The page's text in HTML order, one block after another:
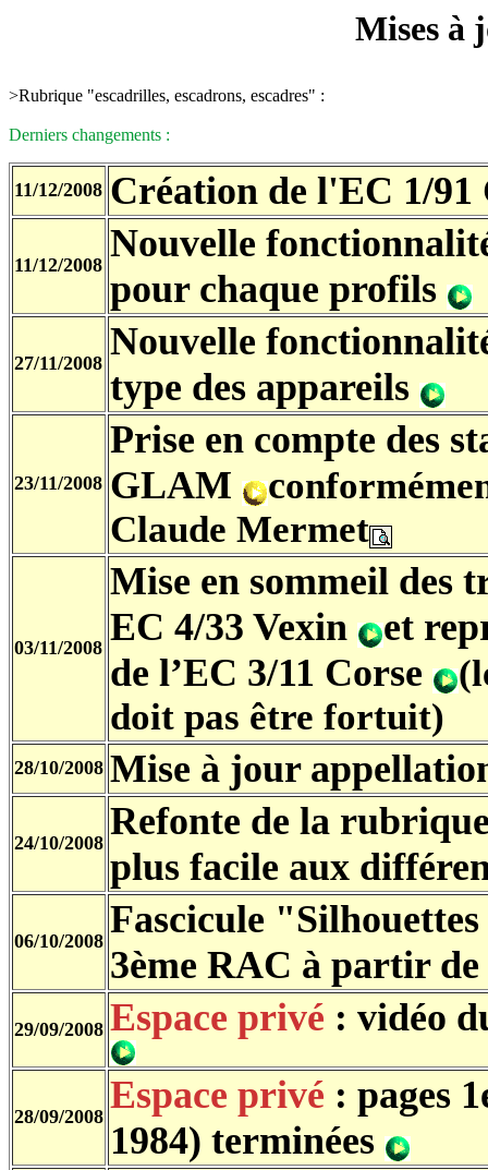
Mises à
>Rubrique "escadrilles, escadrons, escadres" :
Derniers changements :
11/12/2008 Création de l'EC 1/91
11/12/2008 Nouvelle
pour chaque profils
27/11/2008 Nouvelle
type des appareils
23/11/2008
Prise en compte des
GLAM
c
Claude Mermet
03/11/2008
Mise en sommeil des
EC 4/33 Vexin
et
de l’EC 3/11 Corse
doit pas être fortuit)
28/10/2008 Mise à jour
24/10/2008 Refonte de la
plus facile aux
06/10/2008 Fascicule
3ème RAC à partir
29/09/2008 Espace privé : vidéo
28/09/2008 Espace privé : pages
1984) terminées